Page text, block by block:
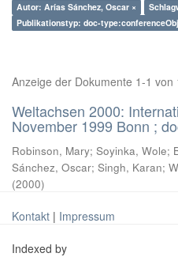
Autor: Arías Sánchez, Oscar ×
Publikationstyp: doc-
Anzeige der Dokumente 1-1 von
Weltachsen 2000:
November 1999 Bonn ;
Robinson, Mary; Soyinka, Wole;
Sánchez, Oscar; Singh, Karan;
(2000)
Kontakt | Impressum
Indexed by